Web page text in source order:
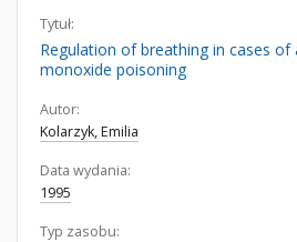
Tytuł:
Regulation of breathing in cases of
monoxide poisoning
Autor:
Kolarzyk, Emilia
Data wydania:
1995
Typ zasobu: